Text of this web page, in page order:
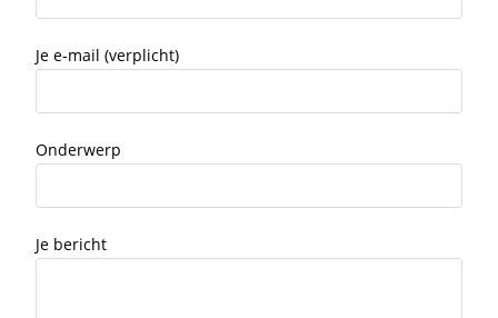
Je e-mail (verplicht)
Onderwerp
Je bericht